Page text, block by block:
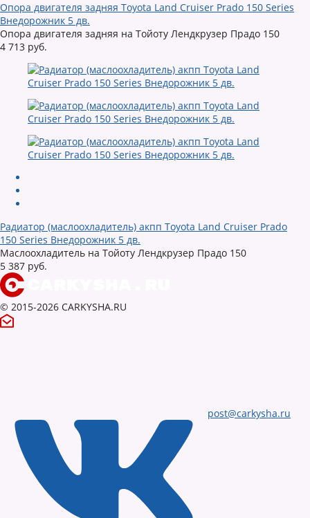
Опора двигателя задняя Toyota Land Cruiser Prado 150 Series
Внедорожник 5 дв.
Опора двигателя задняя на Тойоту Лендкрузер Прадо 150
4 713 руб.
Радиатор (маслоохладитель) акпп Toyota Land Cruiser Prado
150 Series Внедорожник 5 дв.
Маслоохладитель на Тойоту Лендкрузер Прадо 150
5 387 руб.
© 2015-2026 CARKYSHA.RU
post@carkysha.ru